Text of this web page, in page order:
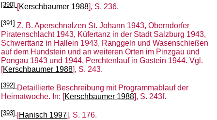
[390] Kerschbaumer 1988 ], S. 236.
[391] Z. B. Aperschnalzen St. Johann 1943, Oberndorfer
Piratenschlacht 1943, Küfertanz in der Stadt Salzburg 1943,
Schwerttanz in Hallein 1943, Ranggeln und Wasenschießen
auf dem Hundstein und an weiteren Orten im Pinzgau und
Pongau 1943 und 1944, Perchtenlauf in Gastein 1944. Vgl.
[Kerschbaumer 1988], S. 243.
[392] Detaillierte Beschreibung mit Programmablauf der
Heimatwoche. In: [Kerschbaumer 1988], S. 243f.
[393] Hanisch 1997 ], S. 176.